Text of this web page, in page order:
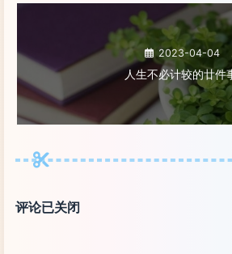
2023-04-04
人生不必计较的廿件
评论已关闭